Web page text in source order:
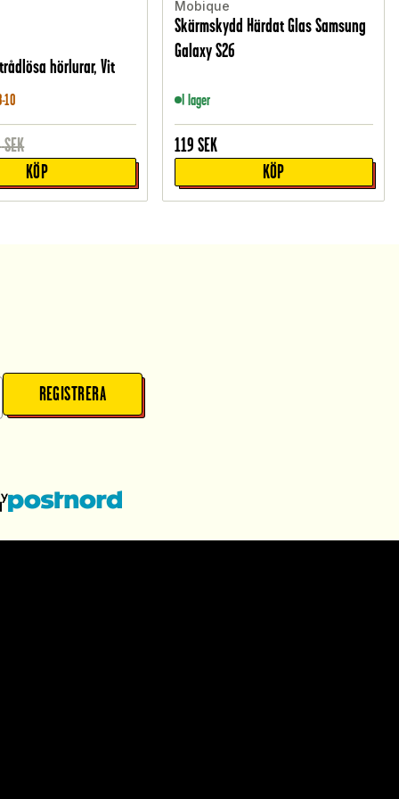
hörlurar, Vit
10
SEK
KÖP
Mobique
Skärmskydd Härdat Glas Samsung
Galaxy S26
I lager
119 SEK
KÖP
REGISTRERA